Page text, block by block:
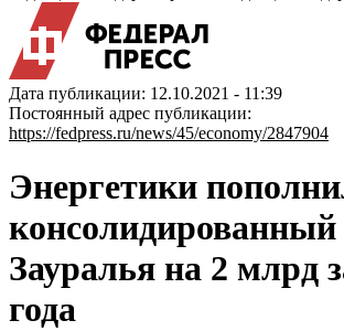
Дата публикации: 12.10.2021 - 11:39
Постоянный адрес публикации:
https://fedpress.ru/news/45/economy/2847904
Энергетики
Зауралья на 2 млрд
года